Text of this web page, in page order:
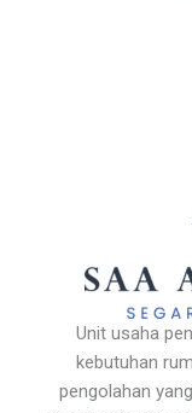
Unit usaha
kebutuhan
pengolahan